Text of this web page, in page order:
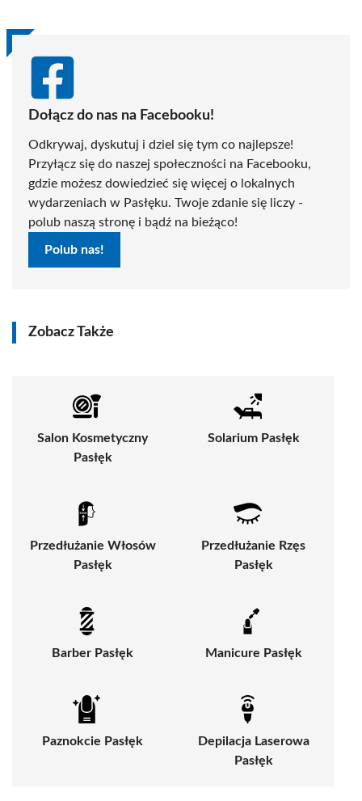
Dołącz do nas na Facebooku!
Odkrywaj, dyskutuj i dziel się tym co najlepsze!
Przyłącz się do naszej społeczności na Facebooku,
gdzie możesz dowiedzieć się więcej o lokalnych
wydarzeniach w Pasłęku. Twoje zdanie się liczy -
polub naszą stronę i bądź na bieżąco!
Polub nas!
Zobacz Także
Salon Kosmetyczny
Pasłęk
Solarium Pasłęk
Przedłużanie Włosów
Pasłęk
Przedłużanie Rzęs
Pasłęk
Barber Pasłęk Manicure Pasłęk
Paznokcie Pasłęk
Depilacja Laserowa
Pasłęk